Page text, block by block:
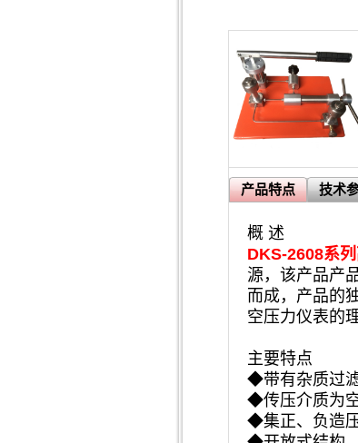
产品特点
技术
概 述
DKS-2608系
源，该产品产
而成，产品的
空压力仪表的
主要特点
◆带有杂质过
◆传压介质为
◆集正、负造